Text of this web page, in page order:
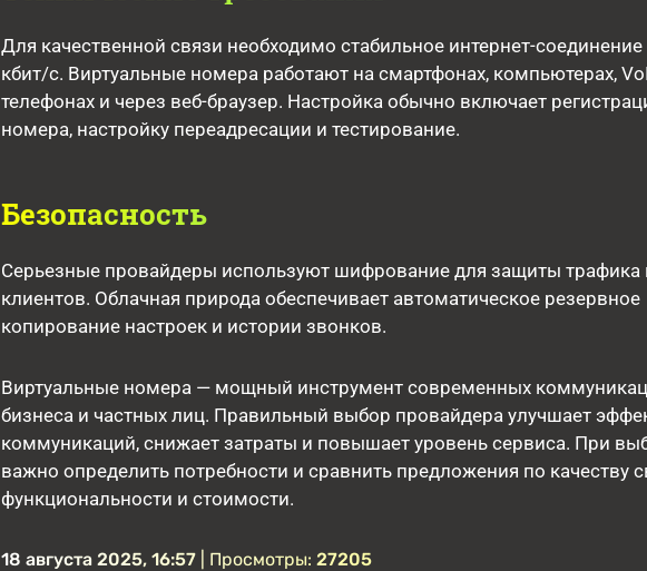
Для качественной связи необходимо стабильное интернет-соединение
кбит/с. Виртуальные номера работают на смартфонах, компьютерах,
телефонах и через веб-браузер. Настройка обычно включает
номера, настройку переадресации и тестирование.
Безопасность
Серьезные провайдеры используют шифрование для защиты трафика
клиентов. Облачная природа обеспечивает автоматическое резервное
копирование настроек и истории звонков.
Виртуальные номера — мощный инструмент современных
бизнеса и частных лиц. Правильный выбор провайдера улучшает
коммуникаций, снижает затраты и повышает уровень сервиса. При
важно определить потребности и сравнить предложения по качеству
функциональности и стоимости.
18 августа 2025, 16:57 | Просмотры: 27205